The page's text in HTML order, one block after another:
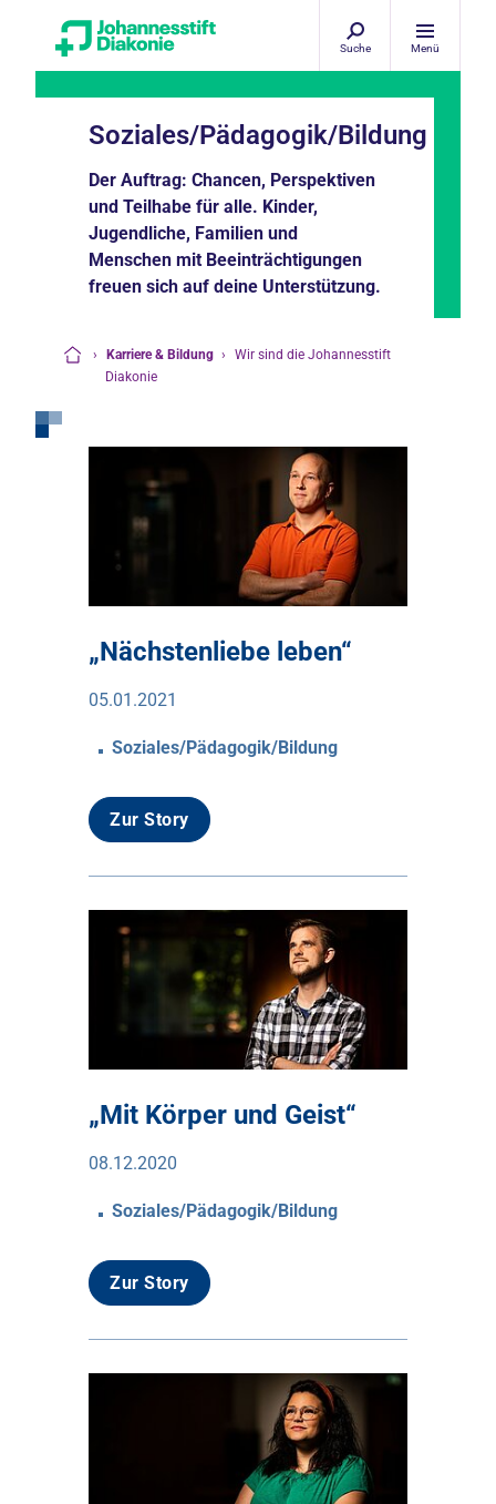
Suche Menü
Soziales/Pädagogik/Bildung
Der Auftrag: Chancen, Perspektiven
und Teilhabe für alle. Kinder,
Jugendliche, Familien und
Menschen mit Beeinträchtigungen
freuen sich auf deine Unterstützung.
› Karriere & Bildung ›
Wir sind die Johannesstift
Diakonie
„Nächstenliebe leben“
05.01.2021
Soziales/Pädagogik/Bildung
Zur Story
„Mit Körper und Geist“
08.12.2020
Soziales/Pädagogik/Bildung
Zur Story